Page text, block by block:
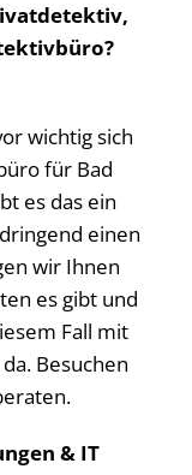
wichtig sich
für Bad
es das ein
einen
wir Ihnen
es gibt und
Fall mit
Besuchen
& IT